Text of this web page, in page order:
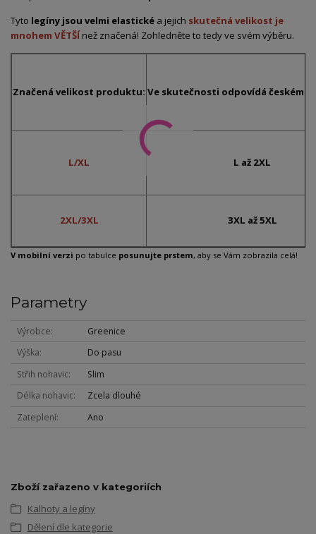
Tyto legíny jsou velmi elastické a jejich skutečná velikost je
mnohem VĚTŠÍnež značená! Zohledněte to tedy ve svém výběru.
Značená velikost produktu: Ve skutečnosti odpovídá českému
L/XL L až 2XL
2XL/3XL 3XL až 5XL
V mobilní verzi po tabulce posunujte prstem, aby se Vám zobrazila celá!
Parametry
Výrobce
Greenice
Výška
Do pasu
Střih nohavic
Slim
Délka nohavic
Zcela dlouhé
Zateplení
Ano
Zboží zařazeno v kategoriích
Kalhoty a legíny
Dělení dle kategorie